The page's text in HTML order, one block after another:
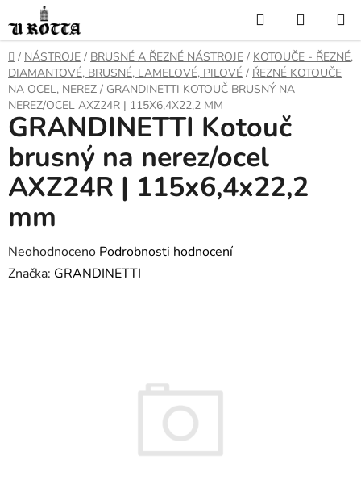
na
obsah
Hledat
KOŠÍK
DOMŮ
/ NÁSTROJE / BRUSNÉ A ŘEZNÉ NÁSTROJE / KOTOUČE - ŘEZNÉ,
DIAMANTOVÉ, BRUSNÉ, LAMELOVÉ, PILOVÉ / ŘEZNÉ KOTOUČE
NA OCEL, NEREZ / GRANDINETTI KOTOUČ BRUSNÝ NA
NEREZ/OCEL AXZ24R | 115X6,4X22,2 MM
GRANDINETTI Kotouč
brusný na nerez/ocel
AXZ24R | 115x6,4x22,2
mm
Průměrné
hodnocení
Neohodnoceno Podrobnosti hodnocení
Značka: GRANDINETTI